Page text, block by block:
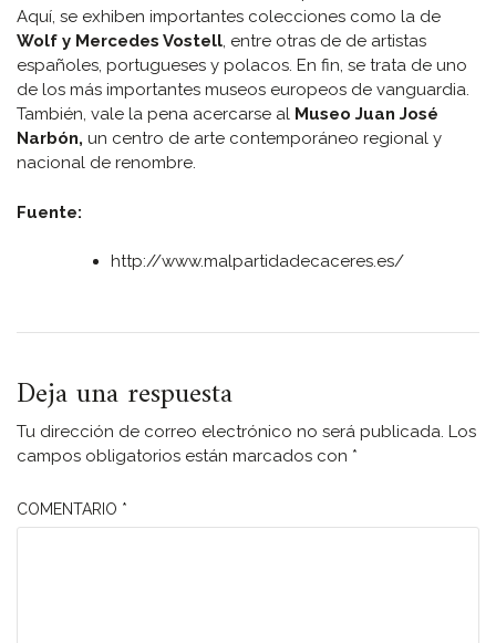
Aquí, se exhiben importantes colecciones como la de
Wolf y Mercedes Vostell, entre otras de de artistas
españoles, portugueses y polacos. En fin, se trata de uno
de los más importantes museos europeos de vanguardia.
También, vale la pena acercarse al Museo Juan José
Narbón, un centro de arte contemporáneo regional y
nacional de renombre.
Fuente:
http://www.malpartidadecaceres.es/
Deja una respuesta
Tu dirección de correo electrónico no será publicada. Los
campos obligatorios están marcados con *
COMENTARIO *